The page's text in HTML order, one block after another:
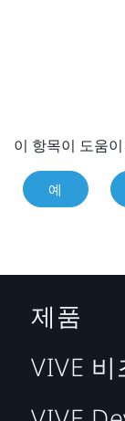
이 항목이 도움
예
제품
VIVE